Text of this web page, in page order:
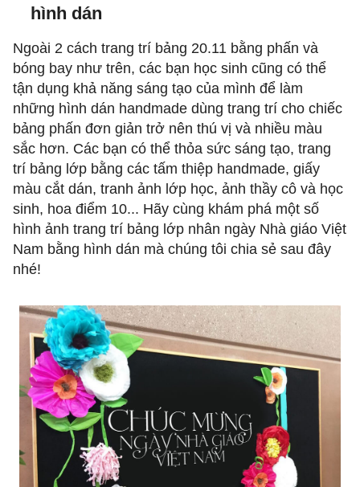
hình dán
Ngoài 2 cách trang trí bảng 20.11 bằng phấn và
bóng bay như trên, các bạn học sinh cũng có thể
tận dụng khả năng sáng tạo của mình để làm
những hình dán handmade dùng trang trí cho chiếc
bảng phấn đơn giản trở nên thú vị và nhiều màu
sắc hơn. Các bạn có thể thỏa sức sáng tạo, trang
trí bảng lớp bằng các tấm thiệp handmade, giấy
màu cắt dán, tranh ảnh lớp học, ảnh thầy cô và học
sinh, hoa điểm 10... Hãy cùng khám phá một số
hình ảnh trang trí bảng lớp nhân ngày Nhà giáo Việt
Nam bằng hình dán mà chúng tôi chia sẻ sau đây
nhé!